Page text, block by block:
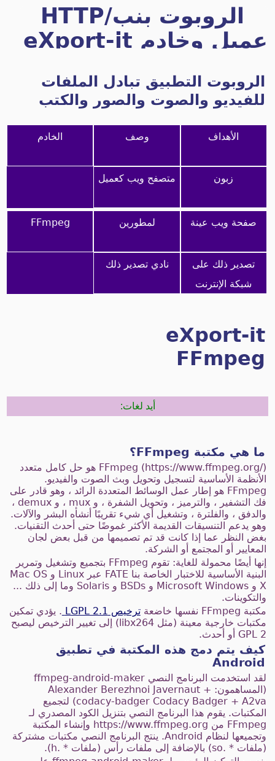
الروبوت بنب/HTTP
عميل وخادم eXport-it
الروبوت التطبيق تبادل الملفات
للفيديو والصوت والصور والكتب
الأهداف وصف الخادم
زبون متصفح ويب كعميل
صفحة ويب عينة لمطورين FFmpeg
تصدير ذلك على
شبكة الإنترنت
نادي تصدير ذلك
eXport-it
FFmpeg
أيد لغات:
ما هي مكتبة FFmpeg؟
FFmpeg (https://www.ffmpeg.org/) هو حل كامل متعدد
الأنظمة الأساسية لتسجيل وتحويل وبث الصوت والفيديو.
FFmpeg هو إطار عمل الوسائط المتعددة الرائد ، وهو قادر على
فك التشفير ، والترميز ، وتحويل الشفرة ، و mux ، و demux ،
والدفق ، والفلترة ، وتشغيل أي شيء تقريبًا أنشأه البشر والآلات.
وهو يدعم التنسيقات القديمة الأكثر غموضًا حتى أحدث التقنيات.
بغض النظر عما إذا كانت قد تم تصميمها من قبل بعض لجان
المعايير أو المجتمع أو الشركة.
إنها أيضًا محمولة للغاية: تقوم FFmpeg بتجميع وتشغيل وتمرير
البنية الأساسية للاختبار الخاصة بنا FATE عبر Linux و Mac OS
X و Microsoft Windows و BSDs و Solaris وما إلى ذلك ...
والتكوينات.
مكتبة FFmpeg نفسها خاضعة
ترخيص LGPL 2.1
. يؤدي تمكين
مكتبات خارجية معينة (مثل libx264) إلى تغيير الترخيص ليصبح
GPL 2 أو أحدث.
كيف يتم دمج هذه المكتبة في تطبيق
Android
لقد استخدمت البرنامج النصي ffmpeg-android-maker
(المساهمون: Alexander Berezhnoi Javernaut +
codacy-badger Codacy Badger + A2va) لتجميع
المكتبات. يقوم هذا البرنامج النصي بتنزيل الكود المصدري لـ
FFmpeg من https://www.ffmpeg.org وإنشاء المكتبة
وتجميعها لنظام Android. ينتج البرنامج النصي مكتبات مشتركة
(ملفات * .so) بالإضافة إلى ملفات رأس (ملفات * .h).